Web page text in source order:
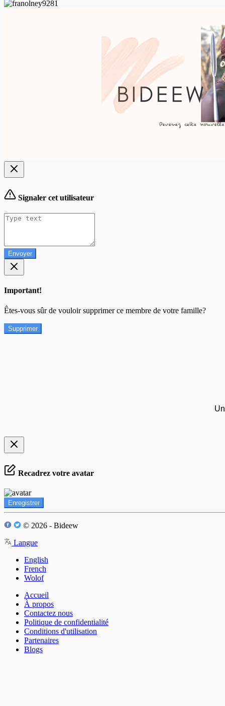
Signaler cet utilisateur
Envoyer
Important!
Êtes-vous sûr de vouloir supprimer ce membre de votre famille?
Supprimer
Recadrez votre avatar
Enregistrer
© 2026 - Bideew
Langue
English
French
Wolof
Accueil
À propos
Contactez nous
Politique de confidentialité
Conditions d'utilisation
Partenaires
Blogs